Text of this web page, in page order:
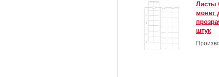
Листы
монет
штук